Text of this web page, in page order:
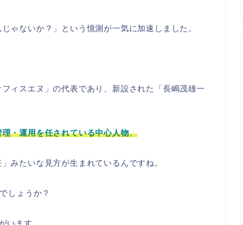
ゃないか？」という憶測が一気に加速しました。
ィスエヌ」の代表であり、新設された「長嶋茂雄一
・運用を任されている中心人物。
みたいな見方が生まれているんですね。
しょうか？